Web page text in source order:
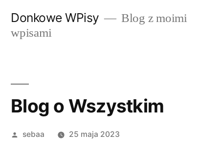
Donkowe WPisy
Blog z moimi
wpisami
Blog o Wszystkim
Posted
sebaa 25 maja 2023